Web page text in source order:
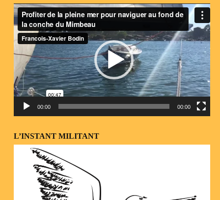
Lecteur
vidéo
00:00 00:00
L’INSTANT MILITANT